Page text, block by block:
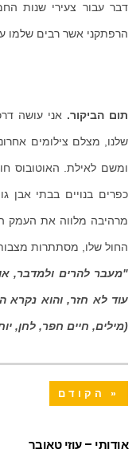
דבר עבור צעירי שנות
הרפתקני אשר רבים שלמו
תום הביקור. אני עושה
שלנו, מצלם צילומים
ומשם לאילת. האוטובוס
כפרים בנויים בבתי אבן
מרהיבה מלווה את העמק
החול שלו, מסתתרות
"מעבר להרים ולמדבר,
עוד לא חזר, והוא
(מילים, חיים חפר, לחן,
« הקודם
אודותי – עוזי טאובר